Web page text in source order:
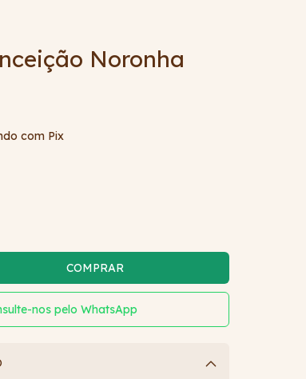
Noronha
com Pix
nos pelo WhatsApp